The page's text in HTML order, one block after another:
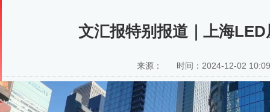
文汇报特别报道｜上海
来源： 时间：2024-12-02